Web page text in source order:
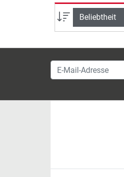
Sortierung
E-Mail-Adresse